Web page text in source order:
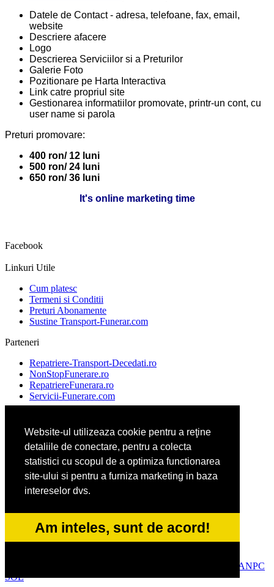
Website-ul utilizeaza cookie pentru a reţine
detaliile de conectare, pentru a colecta
statistici cu scopul de a optimiza functionarea
site-ului si pentru a furniza marketing in baza
intereselor dvs.
Am inteles, sunt de acord!
Datele de Contact - adresa, telefoane, fax, email,
website
Descriere afacere
Logo
Descrierea Serviciilor si a Preturilor
Galerie Foto
Pozitionare pe Harta Interactiva
Link catre propriul site
Gestionarea informatiilor promovate, printr-un cont, cu
user name si parola
Preturi promovare:
400 ron/ 12 luni
500 ron/ 24 luni
650 ron/ 36 luni
It's online marketing time
Facebook
Linkuri Utile
Cum platesc
Termeni si Conditii
Preturi Abonamente
Sustine Transport-Funerar.com
Parteneri
Repatriere-Transport-Decedati.ro
NonStopFunerare.ro
RepatriereFunerara.ro
Servicii-Funerare.com
AgentieFunerara.eu
AgentiePompeFunebre.ro
AgentieServiciiFunerare.ro
AgentiiFunerare.com
CasaFunerara.com
Firma-Pompe-Funebre.ro
Firma-Servicii-Funerare.ro
ParastasesiPomeni.ro
ANPC
SOL